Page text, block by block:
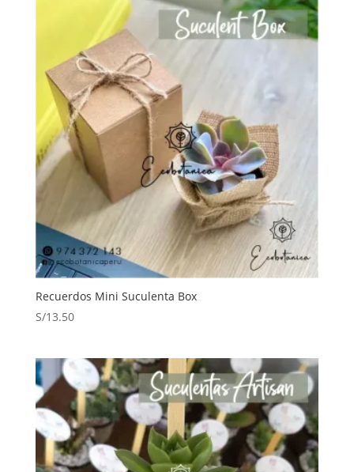
S/10.00.
es:
S/7.90.
Recuerdos Mini Suculenta Box
S/13.50